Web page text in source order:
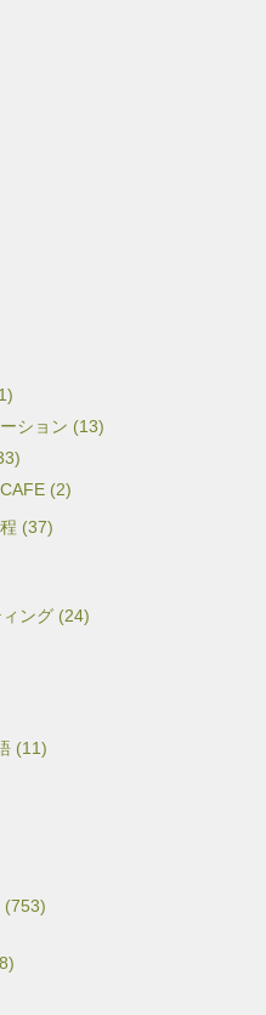
ション (13)
(2)
(37)
ング (24)
(11)
(753)